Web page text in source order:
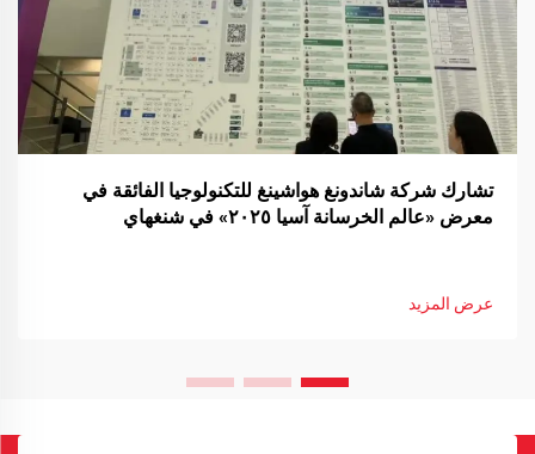
تشارك شركة شاندونغ هواشينغ للتكنولوجيا الفائقة في
معرض «عالم الخرسانة آسيا ٢٠٢٥» في شنغهاي
عرض المزيد